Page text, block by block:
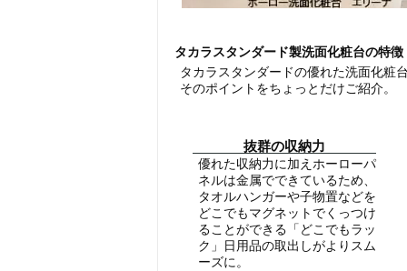
タカラスタンダード製洗面化粧台の特徴
タカラスタンダードの優れた洗面化粧
そのポイントをちょっとだけご紹介。
抜群の収納力
優れた収納力に加えホーローパ
ネルは金属でできているため、
タオルハンガーや子物置などを
どこでもマグネットでくっつけ
ることができる「どこでもラッ
ク」日用品の取出しがよりスム
ーズに。